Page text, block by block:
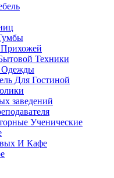
Техники
Для Гостиной
заведений
Ученические
И Кафе